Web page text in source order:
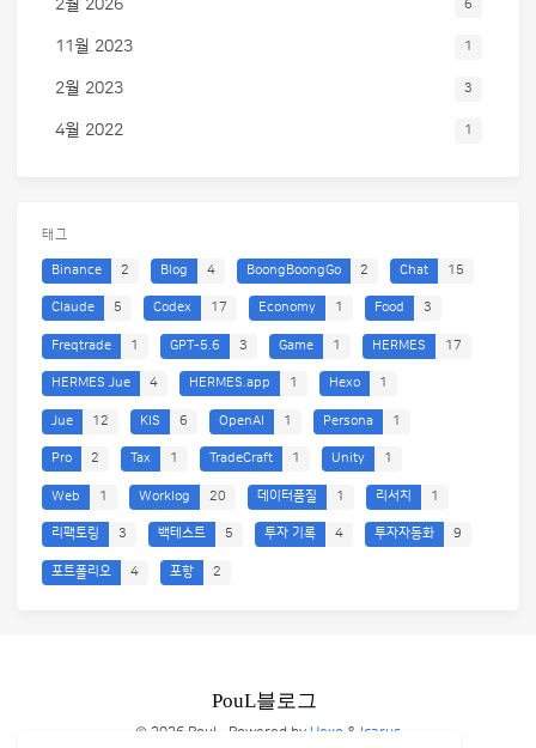
2월 2026 6
11월 2023 1
2월 2023 3
4월 2022 1
태그
Binance 2 Blog 4 BoongBoongGo 2 Chat 15
Claude 5 Codex 17 Economy 1 Food 3
Freqtrade 1 GPT-5.6 3 Game 1 HERMES 17
HERMES Jue 4 HERMES.app 1 Hexo 1
Jue 12 KIS 6 OpenAI 1 Persona 1
Pro 2 Tax 1 TradeCraft 1 Unity 1
Web 1 Worklog 20 데이터품질 1 리서치 1
리팩토링 3 백테스트 5 투자 기록 4 투자자동화 9
포트폴리오 4 포항 2
© 2026 PouL Powered by Hexo & Icarus